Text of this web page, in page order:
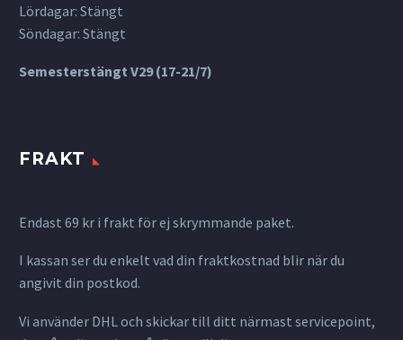
Lördagar: Stängt
Söndagar: Stängt
Semesterstängt V29 (17-21/7)
FRAKT
Endast 69 kr i frakt för ej skrymmande paket.
I kassan ser du enkelt vad din fraktkostnad blir när du
angivit din postkod.
Vi använder DHL och skickar till ditt närmast servicepoint,